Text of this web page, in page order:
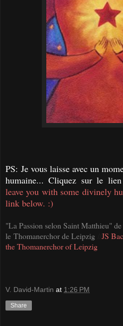
PS: Je vous laisse avec un
humaine... Cliquez sur le
leave you with some divinely
link below. :)
"La Passion selon Saint Matthieu"
le Thomanerchor de Leipzig
JS
the Thomanerchor of Leipzig
V. David-Martin at 1:26 PM
Share